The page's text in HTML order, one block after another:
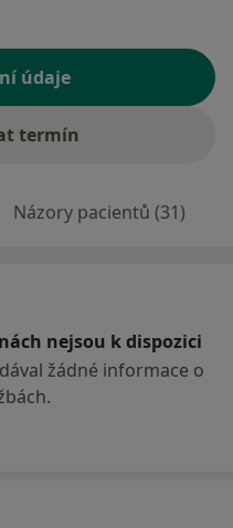
údaje
termín
Názory pacientů (31)
nejsou k dispozici
žádné informace o